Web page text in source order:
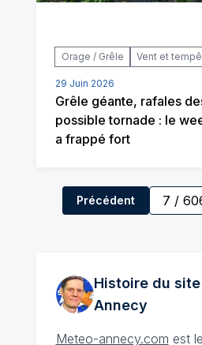
Orage / Grêle Vent et
29 Juin 2026
Grêle géante, rafales
possible tornade : le
a frappé fort
Précédent 7 /
Histoire du
Annecy
Meteo-annecy.com est